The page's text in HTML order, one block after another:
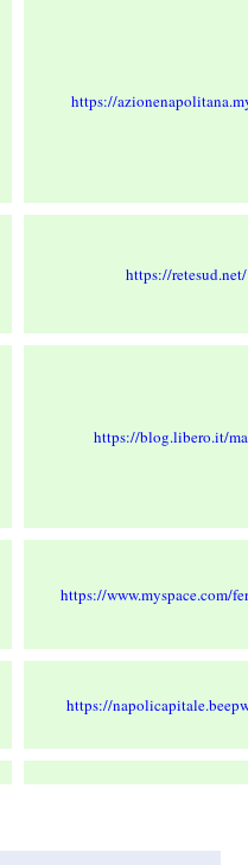
https://
https://retesud.net/
https://blog.libero.it/
https://www.myspace.com/
https://